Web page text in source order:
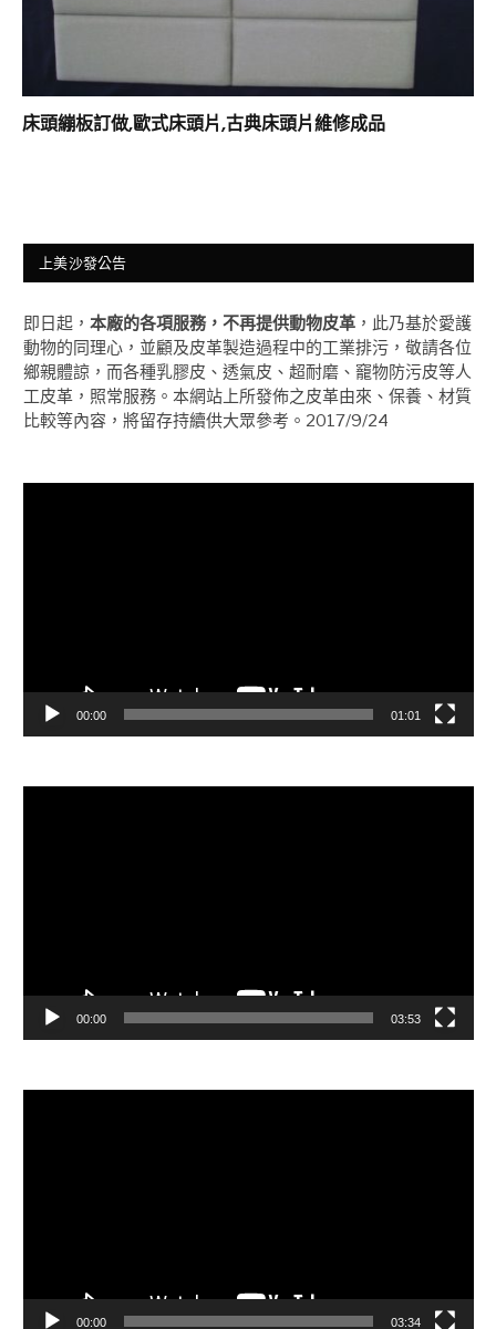
床頭繃板訂做,歐式床頭片,古典床頭片維修成品
上美沙發公告
即日起， 本廠的各項服務，不再提供動物皮革 ，此乃基於愛護
動物的同理心，並顧及皮革製造過程中的工業排污，敬請各位
鄉親體諒，而各種乳膠皮、透氣皮、超耐磨、竉物防污皮等人
工皮革，照常服務。本網站上所發佈之皮革由來、保養、材質
比較等內容，將留存持續供大眾參考。2017/9/24
00:00 01:01
00:00 03:53
00:00 03:34